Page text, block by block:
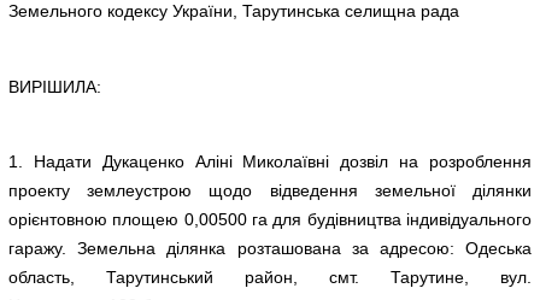
Земельного кодексу України, Тарутинська селищна рада
ВИРІШИЛА:
1. Надати Дукаценко Аліні Миколаївні дозвіл на розроблення
проекту землеустрою щодо відведення земельної ділянки
орієнтовною площею 0,00500 га для будівництва індивідуального
гаражу. Земельна ділянка розташована за адресою: Одеська
область, Тарутинський район, смт. Тарутине, вул.